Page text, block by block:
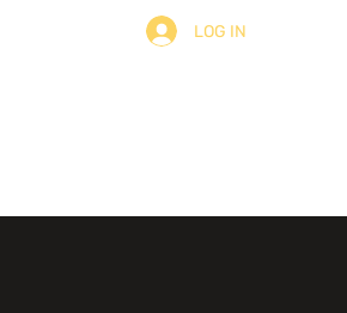
LOG IN